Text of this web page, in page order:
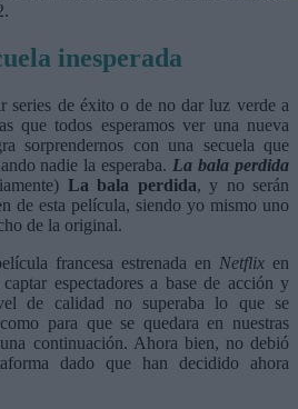
inesperada
series de éxito o de no dar luz verde a
que todos esperamos ver una nueva
sorprendernos con una secuela que
nadie la esperaba. La bala perdida
La bala perdida, y no serán
de esta película, siendo yo mismo uno
de la original.
francesa estrenada en Netflix en
espectadores a base de acción y
de calidad no superaba lo que se
para que se quedara en nuestras
continuación. Ahora bien, no debió
dado que han decidido ahora